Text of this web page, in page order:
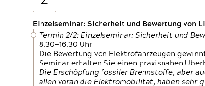
Einzelseminar: Sicherheit und Bewertung von
Termin 2/2: Einzelseminar: Sicherheit und
8.30—16.30 Uhr
Die Bewertung von Elektrofahrzeugen
Seminar erhalten Sie einen praxisnahen
Die Erschöpfung fossiler Brennstoffe, aber
allen voran die Elektromobilität, haben sehr